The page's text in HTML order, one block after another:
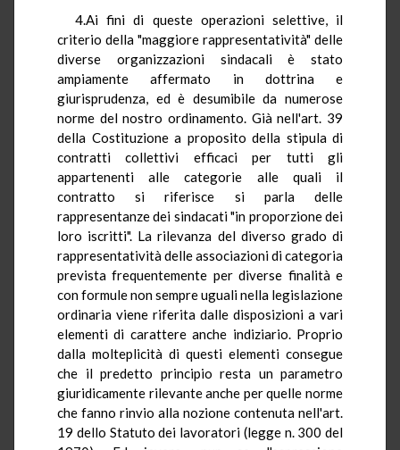
4.Ai fini di queste operazioni selettive, il
criterio della "maggiore rappresentatività" delle
diverse organizzazioni sindacali è stato
ampiamente affermato in dottrina e
giurisprudenza, ed è desumibile da numerose
norme del nostro ordinamento. Già nell'art. 39
della Costituzione a proposito della stipula di
contratti collettivi efficaci per tutti gli
appartenenti alle categorie alle quali il
contratto si riferisce si parla delle
rappresentanze dei sindacati "in proporzione dei
loro iscritti". La rilevanza del diverso grado di
rappresentatività delle associazioni di categoria
prevista frequentemente per diverse finalità e
con formule non sempre uguali nella legislazione
ordinaria viene riferita dalle disposizioni a vari
elementi di carattere anche indiziario. Proprio
dalla molteplicità di questi elementi consegue
che il predetto principio resta un parametro
giuridicamente rilevante anche per quelle norme
che fanno rinvio alla nozione contenuta nell'art.
19 dello Statuto dei lavoratori (legge n. 300 del